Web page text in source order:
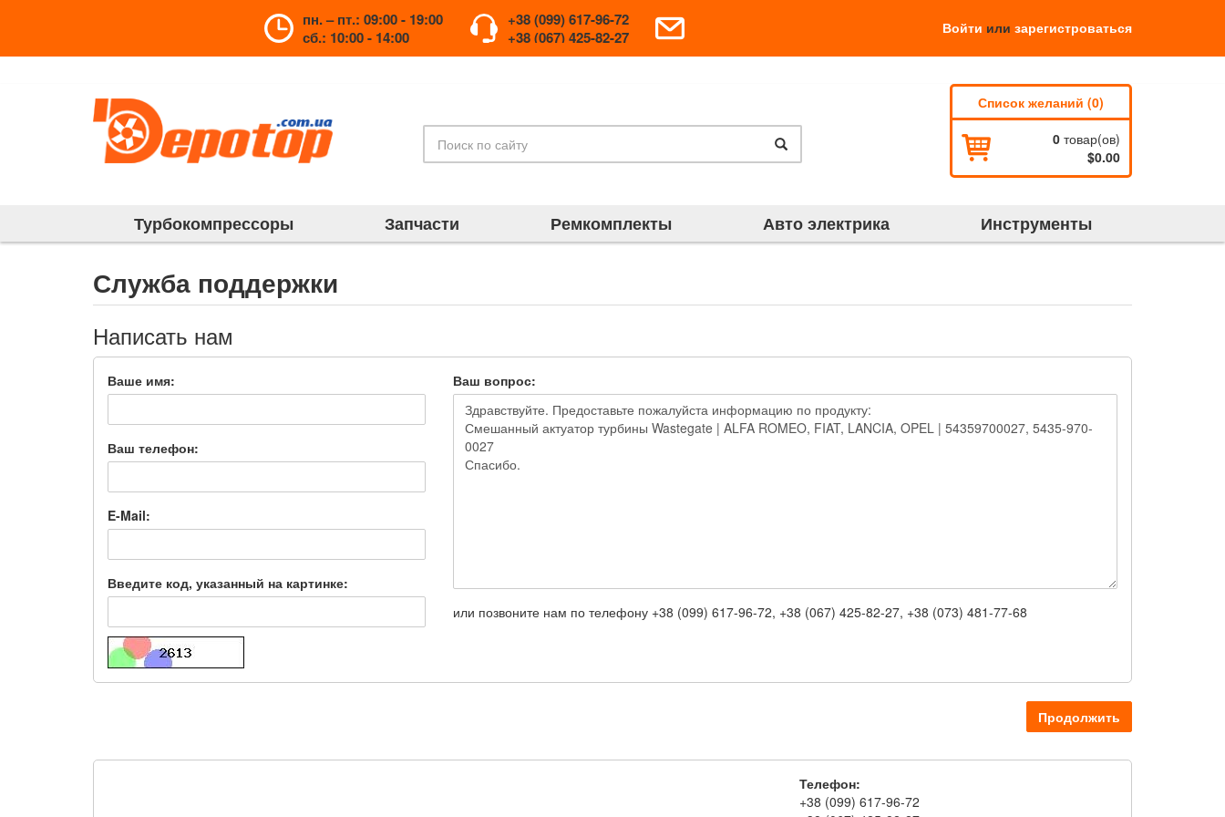
пн. – пт.: 09:00 - 19:00
сб.: 10:00 - 14:00
+38 (099) 617-96-72
+38 (067) 425-82-27
Войти или зарегистроваться
Список желаний (0)
0 товар(ов)
$0.00
Турбокомпрессоры Запчасти Ремкомплекты Авто электрика Инструменты
Служба поддержки
Написать нам
Ваше имя:
Ваш телефон:
E-Mail:
Введите код, указанный на картинке:
Ваш вопрос:
или позвоните нам по телефону +38 (099) 617-96-72, +38 (067) 425-82-27, +38 (073) 481-77-68
Продолжить
Телефон:
+38 (099) 617-96-72